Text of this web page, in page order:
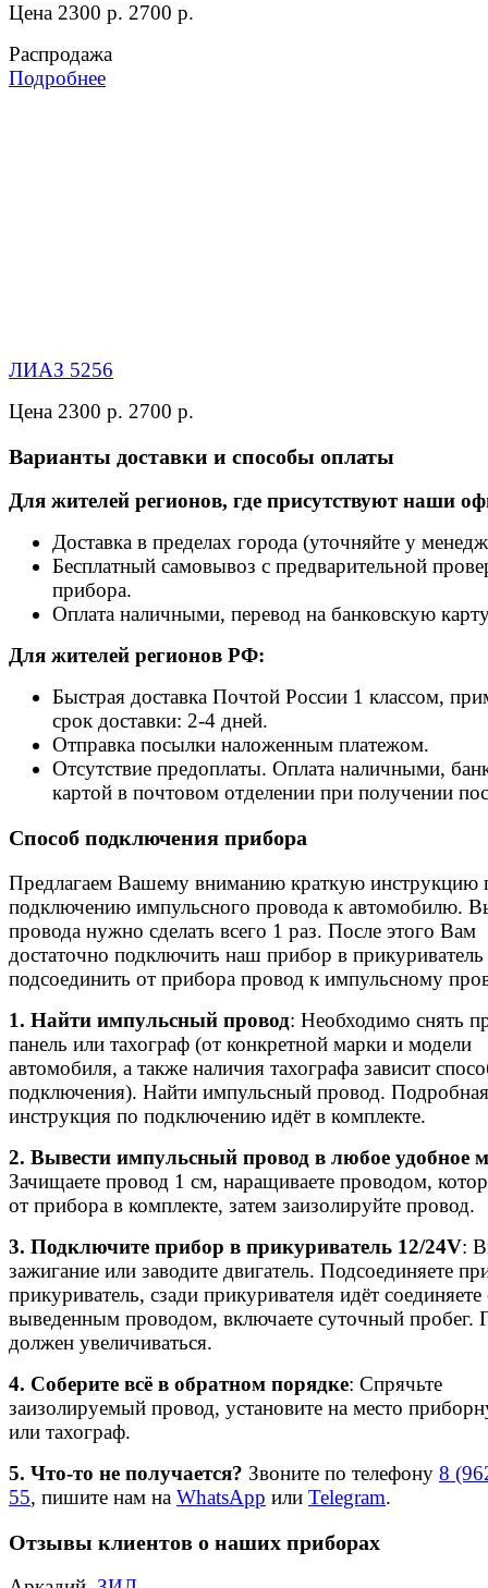
Цена 2300 р. 2700 р.
Распродажа
Подробнее
ЛИАЗ 5256
Цена 2300 р. 2700 р.
Варианты доставки и способы оплаты
Для жителей регионов, где присутствуют наши
Доставка в пределах города (уточняйте у
Бесплатный самовывоз с предварительной
прибора.
Оплата наличными, перевод на банковскую
Для жителей регионов РФ:
Быстрая доставка Почтой России 1 классом,
срок доставки: 2-4 дней.
Отправка посылки наложенным платежом.
Отсутствие предоплаты. Оплата наличными,
картой в почтовом отделении при получении
Способ подключения прибора
Предлагаем Вашему вниманию краткую инструкцию
подключению импульсного провода к автомобилю.
провода нужно сделать всего 1 раз. После этого Вам
достаточно подключить наш прибор в
подсоединить от прибора провод к импульсному
1. Найти импульсный провод: Необходимо снять
панель или тахограф (от конкретной марки и модели
автомобиля, а также наличия тахографа зависит
подключения). Найти импульсный провод. Подробная
инструкция по подключению идёт в комплекте.
2. Вывести импульсный провод в любое удобное
Зачищаете провод 1 см, наращиваете проводом,
от прибора в комплекте, затем заизолируйте провод.
3. Подключите прибор в прикуриватель 12/24V:
зажигание или заводите двигатель. Подсоединяете
прикуриватель, сзади прикуривателя идёт соединяете
выведенным проводом, включаете суточный пробег.
должен увеличиваться.
4. Соберите всё в обратном порядке: Спрячьте
заизолируемый провод, установите на место
или тахограф.
5. Что-то не получается? Звоните по телефону 8
55, пишите нам на WhatsApp или Telegram.
Отзывы клиентов о наших приборах